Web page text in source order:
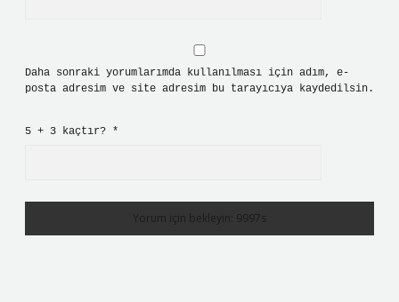
Daha sonraki yorumlarımda kullanılması için adım, e-
posta adresim ve site adresim bu tarayıcıya kaydedilsin.
5 + 3 kaçtır? *